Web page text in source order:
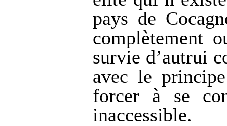
pays de
complètement
survie d’autrui
avec le
forcer à se
inaccessible.